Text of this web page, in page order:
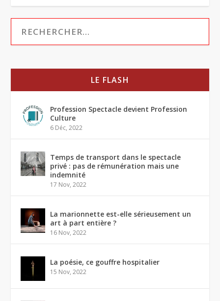
LE FLASH
Profession Spectacle devient Profession
Culture
6 Déc, 2022
Temps de transport dans le spectacle
privé : pas de rémunération mais une
indemnité
17 Nov, 2022
La marionnette est-elle sérieusement un
art à part entière ?
16 Nov, 2022
La poésie, ce gouffre hospitalier
15 Nov, 2022